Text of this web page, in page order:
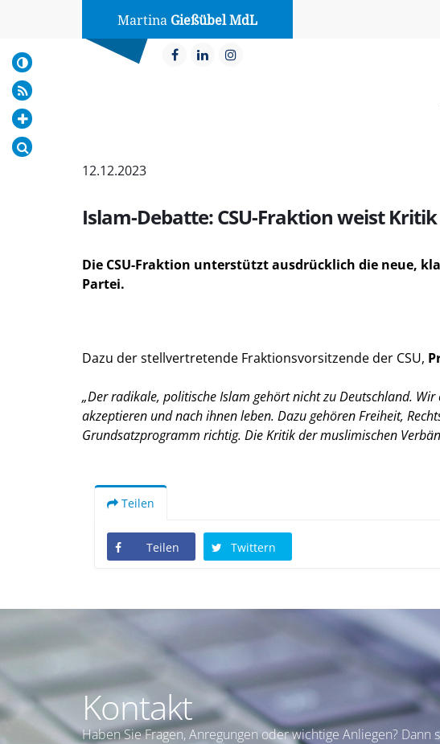
Martina Gießübel MdL
12.12.2023
Islam-Debatte: CSU-Fraktion weist
Die CSU-Fraktion unterstützt ausdrücklich die neue,
Partei.
Dazu der stellvertretende Fraktionsvorsitzende der CSU,
Der radikale, politische Islam gehört nicht zu Deutschland.
akzeptieren und nach ihnen leben. Dazu gehören Freiheit,
Grundsatzprogramm richtig. Die Kritik der muslimischen
Teilen
Teilen Twittern
Kontakt
Haben Sie Fragen, Anregungen oder wichtige Anliegen? Dann